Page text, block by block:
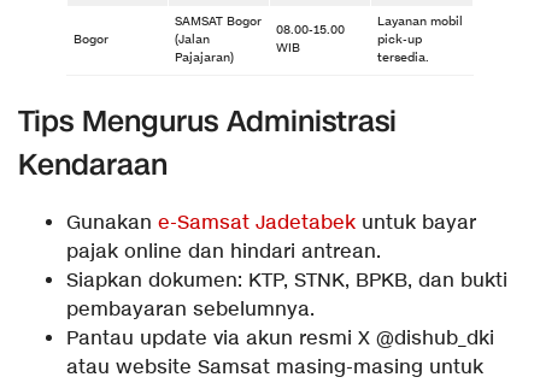
Bogor
SAMSAT Bogor
(Jalan
Pajajaran)
08.00-15.00
WIB
Layanan mobil
pick-up
tersedia.
Tips Mengurus Administrasi
Kendaraan
Gunakan e-Samsat Jadetabek untuk bayar
pajak online dan hindari antrean.
Siapkan dokumen: KTP, STNK, BPKB, dan bukti
pembayaran sebelumnya.
Pantau update via akun resmi X @dishub_dki
atau website Samsat masing-masing untuk